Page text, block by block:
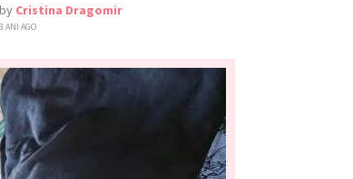
by Cristina Dragomir
3 ANI AGO